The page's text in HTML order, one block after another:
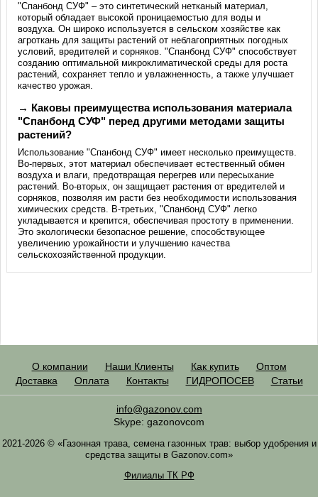
"Спанбонд СУФ" – это синтетический нетканый материал,
который обладает высокой проницаемостью для воды и
воздуха. Он широко используется в сельском хозяйстве как
агроткань для защиты растений от неблагоприятных погодных
условий, вредителей и сорняков. "Спанбонд СУФ" способствует
созданию оптимальной микроклиматической среды для роста
растений, сохраняет тепло и увлажненность, а также улучшает
качество урожая.
→ Каковы преимущества использования материала
"Спанбонд СУФ" перед другими методами защиты
растений?
Использование "Спанбонд СУФ" имеет несколько преимуществ.
Во-первых, этот материал обеспечивает естественный обмен
воздуха и влаги, предотвращая перегрев или пересыхание
растений. Во-вторых, он защищает растения от вредителей и
сорняков, позволяя им расти без необходимости использования
химических средств. В-третьих, "Спанбонд СУФ" легко
укладывается и крепится, обеспечивая простоту в применении.
Это экологически безопасное решение, способствующее
увеличению урожайности и улучшению качества
сельскохозяйственной продукции.
О компании Наши Клиенты Как купить
Оптом
Доставка
Оплата Контакты ГИДРОПОСЕВ Статьи
info@gazonov.com
Skype: gazonovcom
2021-2026 © «Газонная трава, семена газонных трав: выбор удобрения и
средства защиты в Gazonov.com»
Филиалы ТК РФ